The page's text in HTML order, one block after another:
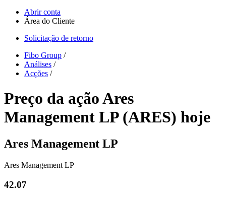
Abrir conta
Área do Cliente
Solicitação de retorno
Fibo Group /
Análises /
Acções /
Preço da ação Ares
Management LP (ARES) hoje
Ares Management LP
Ares Management LP
42.07